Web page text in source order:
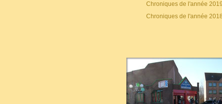
Chroniques de l'année
Chroniques de l'année